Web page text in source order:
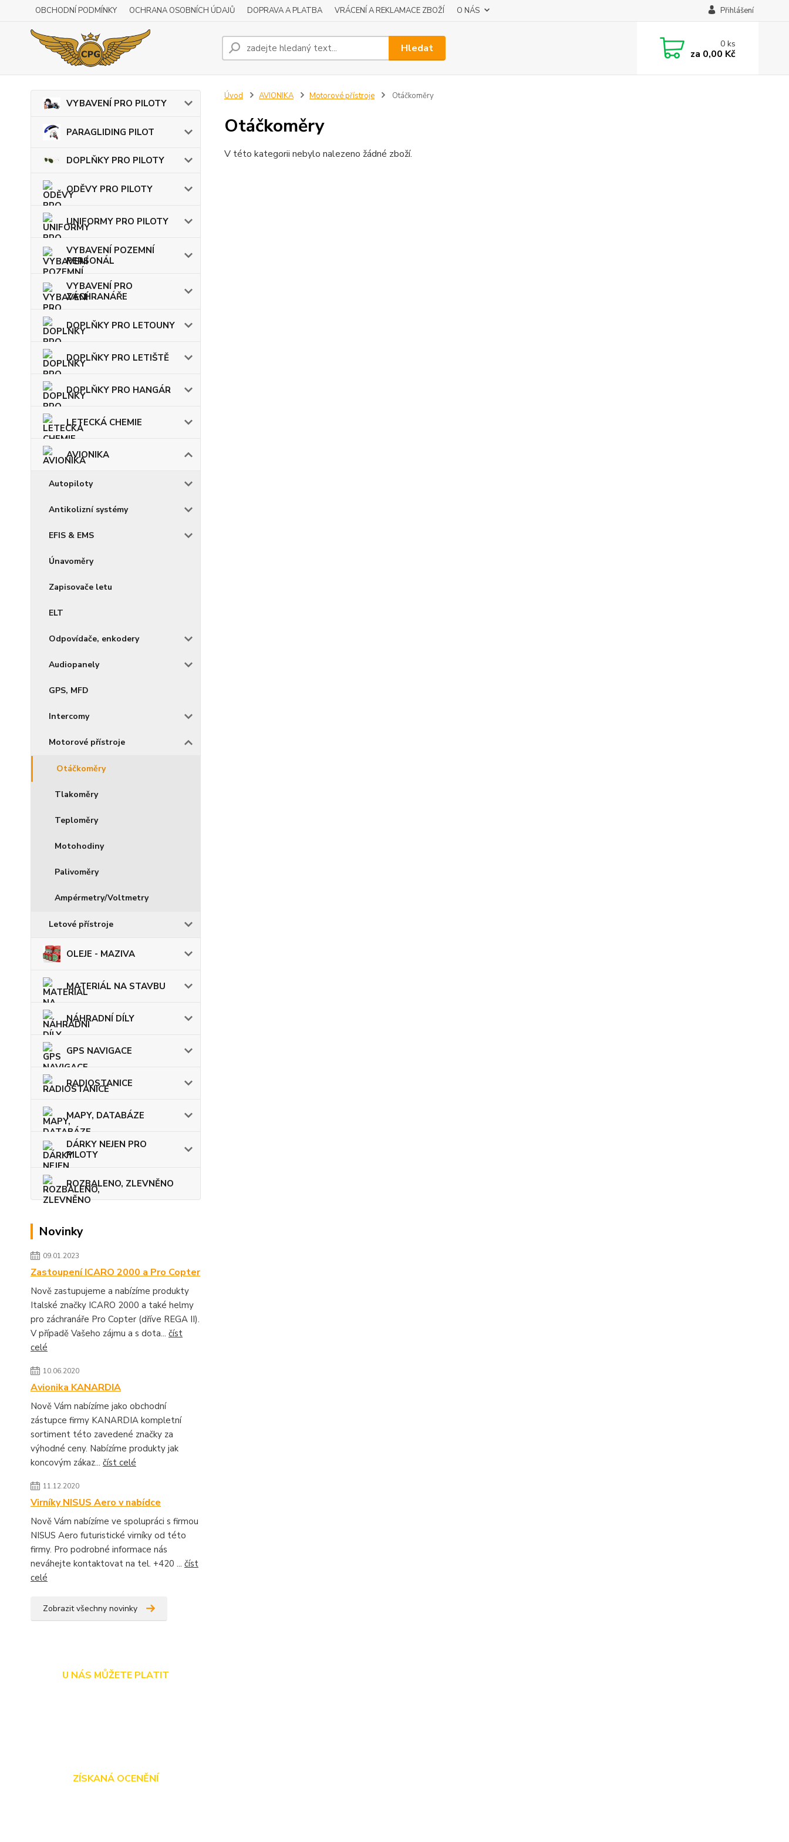
OBCHODNÍ PODMÍNKY OCHRANA OSOBNÍCH ÚDAJŮ DOPRAVA A PLATBA VRÁCENÍ A REKLAMACE ZBOŽÍ O NÁS Přihlášení
Hledat 0ks
za 0,00 Kč
VYBAVENÍ PRO PILOTY
PARAGLIDING PILOT
DOPLŇKY PRO PILOTY
ODĚVY PRO PILOTY
UNIFORMY PRO PILOTY
VYBAVENÍ POZEMNÍ
PERSONÁL
VYBAVENÍ PRO
ZÁCHRANÁŘE
DOPLŇKY PRO LETOUNY
DOPLŇKY PRO LETIŠTĚ
DOPLŇKY PRO HANGÁR
LETECKÁ CHEMIE
AVIONIKA
Autopiloty
Antikolizní systémy
EFIS & EMS
Únavoměry
Zapisovače letu
ELT
Odpovídače, enkodery
Audiopanely
GPS, MFD
Intercomy
Motorové přístroje
Otáčkoměry
Tlakoměry
Teploměry
Motohodiny
Palivoměry
Ampérmetry/Voltmetry
Letové přístroje
OLEJE - MAZIVA
MATERIÁL NA STAVBU
NÁHRADNÍ DÍLY
GPS NAVIGACE
RADIOSTANICE
MAPY, DATABÁZE
DÁRKY NEJEN PRO
PILOTY
ROZBALENO, ZLEVNĚNO
Novinky
09.01.2023
Zastoupení ICARO 2000 a Pro Copter
Nově zastupujeme a nabízíme produkty
Italské značky ICARO 2000 a také helmy
pro záchranáře Pro Copter (dříve REGA II).
V případě Vašeho zájmu a s dota... číst
celé
10.06.2020
Avionika KANARDIA
Nově Vám nabízíme jako obchodní
zástupce firmy KANARDIA kompletní
sortiment této zavedené značky za
výhodné ceny. Nabízíme produkty jak
koncovým zákaz... číst celé
11.12.2020
Virníky NISUS Aero v nabídce
Nově Vám nabízíme ve spolupráci s firmou
NISUS Aero futuristické virníky od této
firmy. Pro podrobné informace nás
neváhejte kontaktovat na tel. +420 ... číst
celé
Zobrazit všechny novinky
U NÁS MŮŽETE PLATIT
ZÍSKANÁ OCENĚNÍ
Úvod AVIONIKA Motorové přístroje Otáčkoměry
Otáčkoměry
V této kategorii nebylo nalezeno žádné zboží.